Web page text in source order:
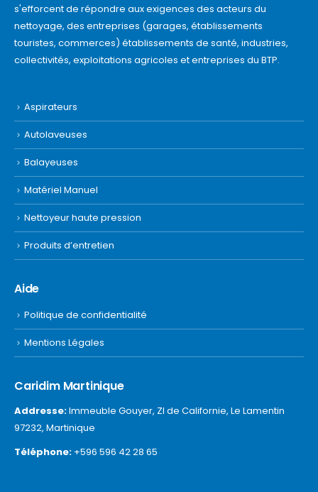
s'efforcent de répondre aux exigences des acteurs du
nettoyage, des entreprises (garages, établissements
touristes, commerces) établissements de santé, industries,
collectivités, exploitations agricoles et entreprises du BTP.
Aspirateurs
Autolaveuses
Balayeuses
Matériel Manuel
Nettoyeur haute pression
Produits d’entretien
Aide
Politique de confidentialité
Mentions Légales
Caridim Martinique
Addresse:Immeuble Gouyer, ZI de Californie, Le Lamentin
97232, Martinique
Téléphone: +596 596 42 28 65